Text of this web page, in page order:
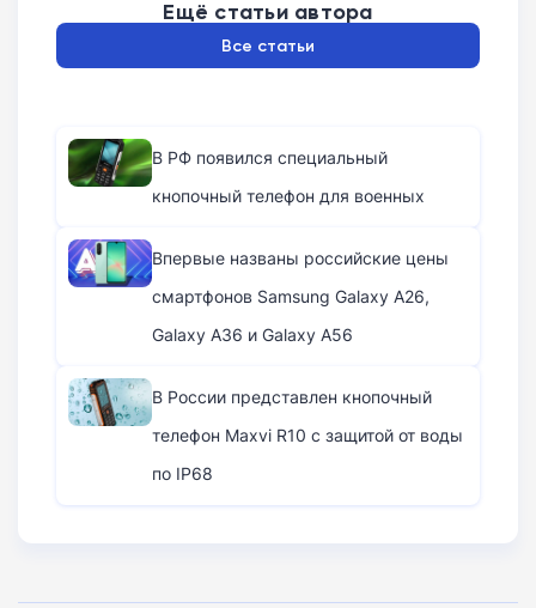
Ещё статьи автора
Все статьи
В РФ появился специальный
кнопочный телефон для военных
Впервые названы российские цены
смартфонов Samsung Galaxy A26,
Galaxy A36 и Galaxy A56
В России представлен кнопочный
телефон Maxvi R10 с защитой от воды
по IP68